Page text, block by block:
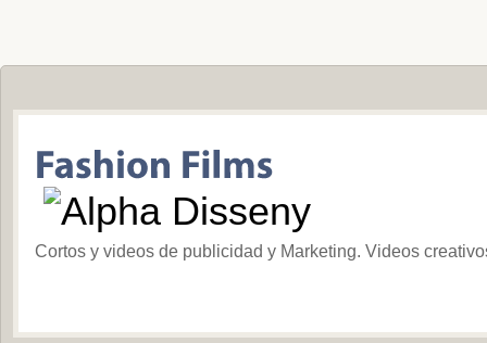
Cortos y videos de publicidad y Marketing. Videos